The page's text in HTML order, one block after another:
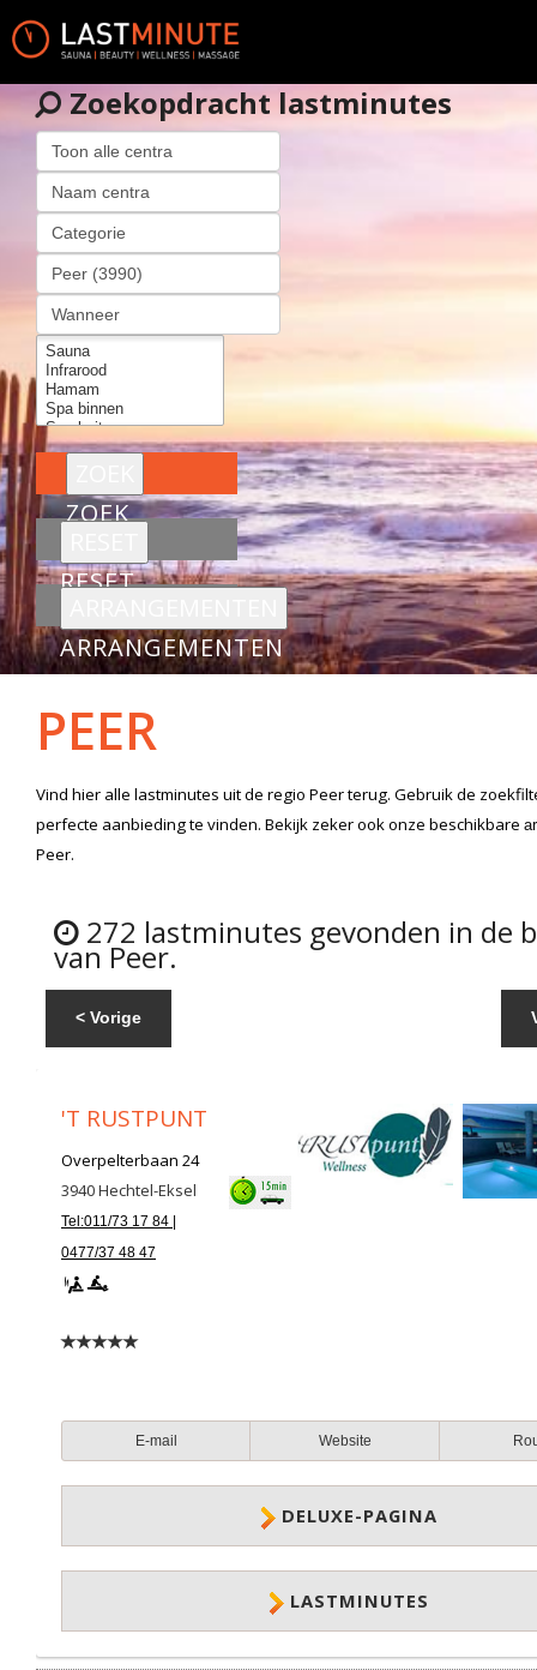
Zoekopdracht lastminutes
ZOEK
RESET
ARRANGEMENTEN
PEER
Vind hier alle lastminutes uit de regio Peerterug. Gebruik de
perfecte aanbieding te vinden. Bekijk zeker ook onze beschikbare
Peer.
272 lastminutes gevonden in de
van Peer.
< Vorige
'T RUSTPUNT
Overpelterbaan 24
3940Hechtel-Eksel
Tel:011/73 17 84 |
0477/37 48 47
E-mail Website
DELUXE-PAGINA
LASTMINUTES